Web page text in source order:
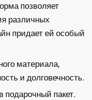
позволяет
различных
придает ей особый
материала,
и долговечность.
подарочный пакет.